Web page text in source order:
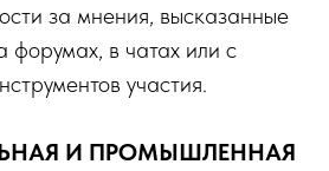
за мнения, высказанные
форумах, в чатах или с
участия.
И ПРОМЫШЛЕННАЯ